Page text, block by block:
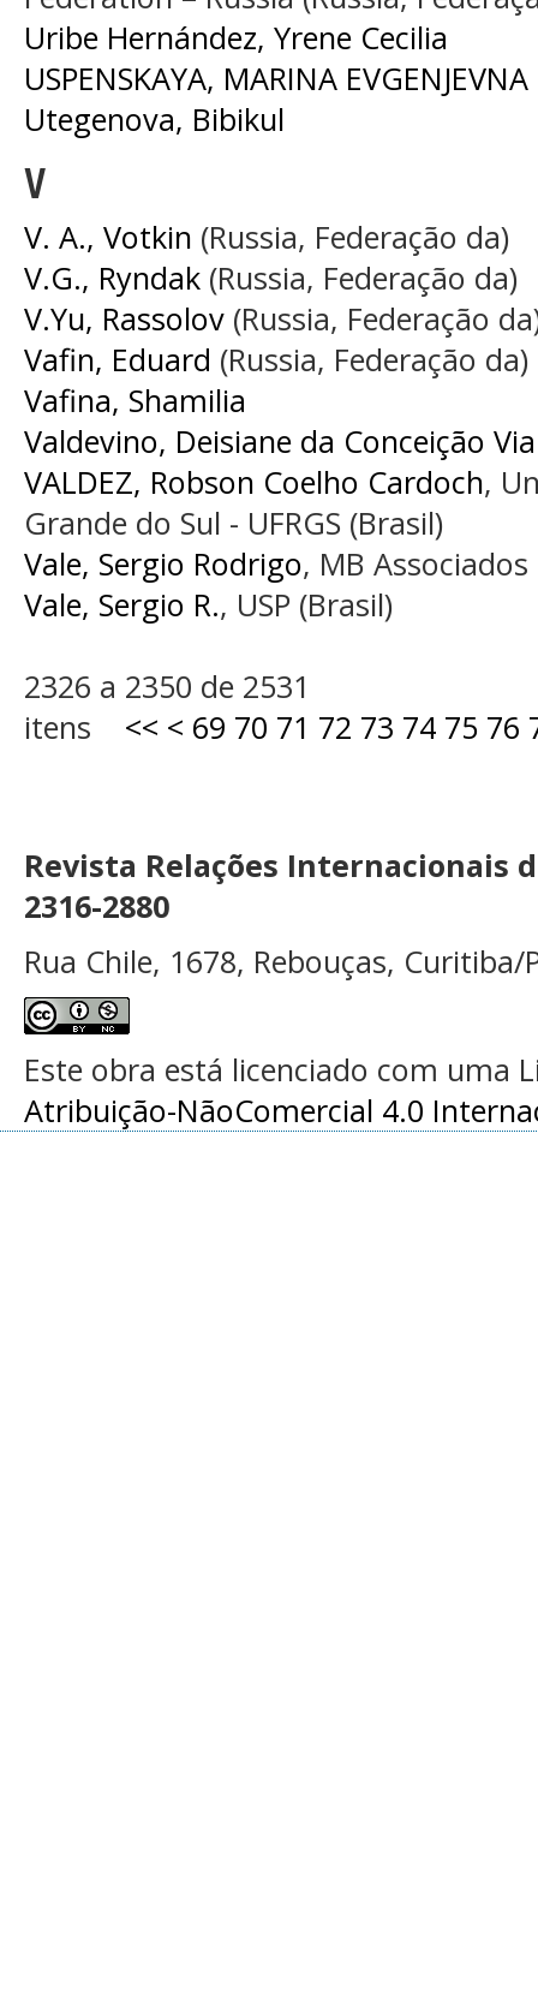
Uribe Hernández, Yrene Cecilia
USPENSKAYA, MARINA EVGENJEVNA
Utegenova, Bibikul
V
V. A., Votkin (Russia, Federação da)
V.G., Ryndak (Russia, Federação da)
V.Yu, Rassolov (Russia, Federação
Vafin, Eduard (Russia, Federação da)
Vafina, Shamilia
Valdevino, Deisiane da Conceição
VALDEZ, Robson Coelho Cardoch,
Grande do Sul - UFRGS (Brasil)
Vale, Sergio Rodrigo, MB Associados
Vale, Sergio R., USP (Brasil)
2326 a 2350 de 2531
itens << < 69 70 71 72 73 74 75 76
Revista Relações Internacionais
2316-2880
Rua Chile, 1678, Rebouças, Curitiba/
Este obra está licenciado com uma
Atribuição-NãoComercial 4.0